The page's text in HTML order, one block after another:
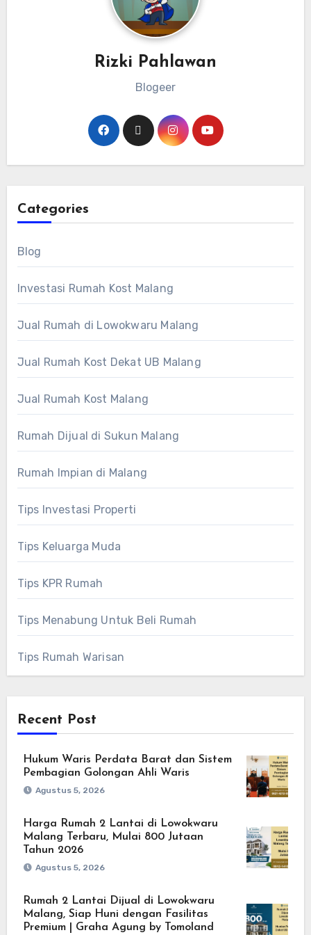
Rizki Pahlawan
Blogeer
Categories
Blog
Investasi Rumah Kost Malang
Jual Rumah di Lowokwaru Malang
Jual Rumah Kost Dekat UB Malang
Jual Rumah Kost Malang
Rumah Dijual di Sukun Malang
Rumah Impian di Malang
Tips Investasi Properti
Tips Keluarga Muda
Tips KPR Rumah
Tips Menabung Untuk Beli Rumah
Tips Rumah Warisan
Recent Post
Hukum Waris Perdata Barat dan Sistem
Pembagian Golongan Ahli Waris
Agustus 5, 2026
Harga Rumah 2 Lantai di Lowokwaru
Malang Terbaru, Mulai 800 Jutaan
Tahun 2026
Agustus 5, 2026
Rumah 2 Lantai Dijual di Lowokwaru
Malang, Siap Huni dengan Fasilitas
Premium | Graha Agung by Tomoland